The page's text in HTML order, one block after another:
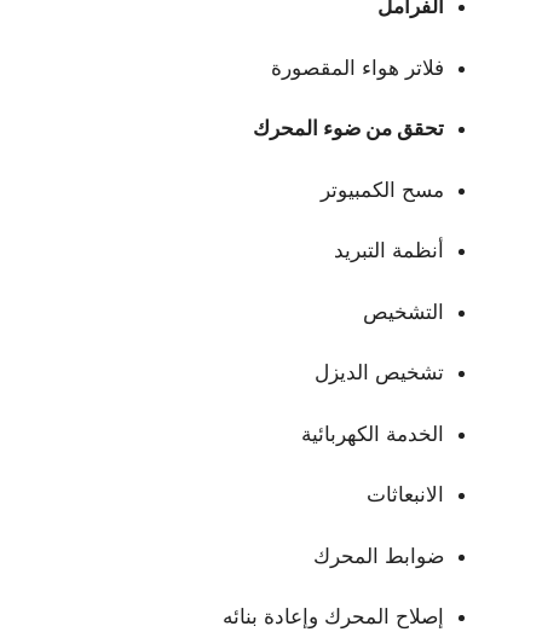
الفرامل
فلاتر هواء المقصورة
تحقق من ضوء المحرك
مسح الكمبيوتر
أنظمة التبريد
التشخيص
تشخيص الديزل
الخدمة الكهربائية
الانبعاثات
ضوابط المحرك
إصلاح المحرك وإعادة بنائه